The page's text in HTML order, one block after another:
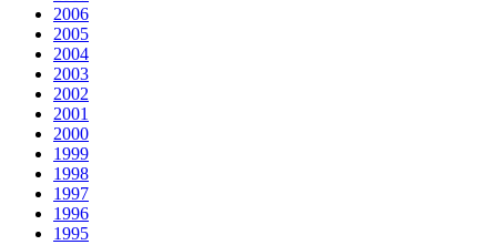
2006
2005
2004
2003
2002
2001
2000
1999
1998
1997
1996
1995